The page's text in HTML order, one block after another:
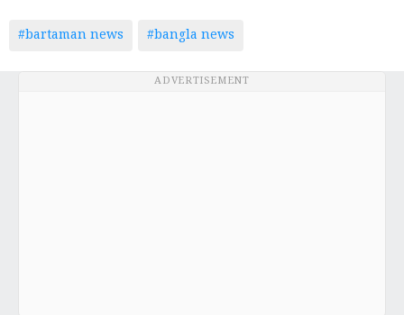
#bartaman news #bangla news
ADVERTISEMENT